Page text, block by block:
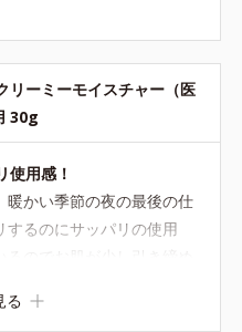
リーミーモイスチャー（医
30g
使用感！
暖かい季節の夜の最後の仕
するのにサッパリの使用
なめです。
る